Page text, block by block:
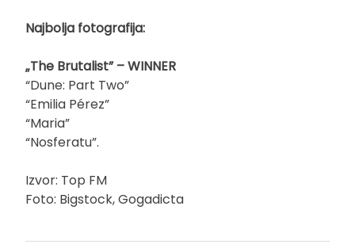
Najbolja fotografija:
„The Brutalist” – WINNER
“Dune: Part Two”
“Emilia Pérez”
“Maria”
“Nosferatu”.
Izvor: Top FM
Foto: Bigstock, Gogadicta